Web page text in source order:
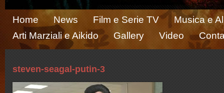
Home News Film e Serie TV
Musica e
Arti Marziali e Aikido
Gallery Video
steven-seagal-putin-3